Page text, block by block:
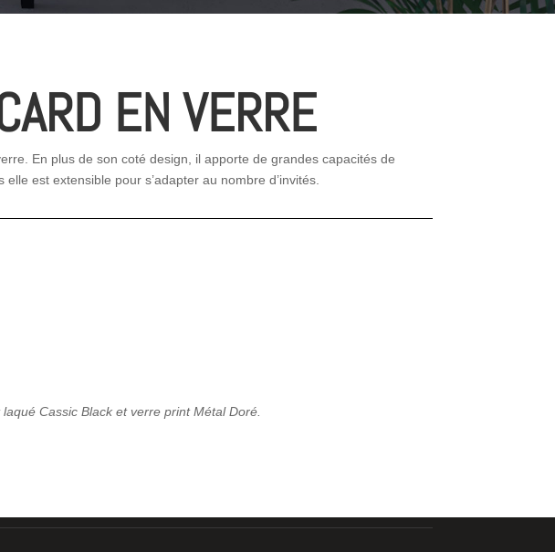
EN VERRE
En plus de son coté design, il apporte de grandes capacités de
est extensible pour s’adapter au nombre d’invités.
Cassic Black et verre print Métal Doré.